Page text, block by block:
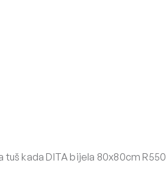
tuš kada DITA bijela 80x80cm R550